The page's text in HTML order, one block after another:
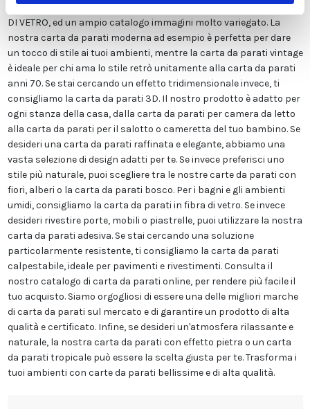
di finiture tra cui LISCIA CLASSICA, TELA CANVAS, ADESIVA o FIBRA
DI VETRO, ed un ampio catalogo immagini molto variegato. La
nostra carta da parati moderna ad esempio è perfetta per dare
un tocco di stile ai tuoi ambienti, mentre la carta da parati vintage
è ideale per chi ama lo stile retrò unitamente alla carta da parati
anni 70. Se stai cercando un effetto tridimensionale invece, ti
consigliamo la carta da parati 3D. Il nostro prodotto è adatto per
ogni stanza della casa, dalla carta da parati per camera da letto
alla carta da parati per il salotto o cameretta del tuo bambino. Se
desideri una carta da parati raffinata e elegante, abbiamo una
vasta selezione di design adatti per te. Se invece preferisci uno
stile più naturale, puoi scegliere tra le nostre carte da parati con
fiori, alberi o la carta da parati bosco. Per i bagni e gli ambienti
umidi, consigliamo la carta da parati in fibra di vetro. Se invece
desideri rivestire porte, mobili o piastrelle, puoi utilizzare la nostra
carta da parati adesiva. Se stai cercando una soluzione
particolarmente resistente, ti consigliamo la carta da parati
calpestabile, ideale per pavimenti e rivestimenti. Consulta il
nostro catalogo di carta da parati online, per rendere più facile il
tuo acquisto. Siamo orgogliosi di essere una delle migliori marche
di carta da parati sul mercato e di garantire un prodotto di alta
qualità e certificato. Infine, se desideri un'atmosfera rilassante e
naturale, la nostra carta da parati con effetto pietra o un carta
da parati tropicale può essere la scelta giusta per te. Trasforma i
tuoi ambienti con carte da parati bellissime e di alta qualità.